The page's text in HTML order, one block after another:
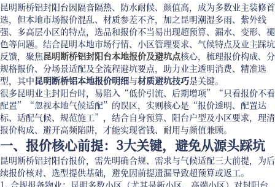
昆明断桥铝封阳台因隔音隔热、防水耐候、颜值高，成为多数业主装修首
选，但本地市场报价混乱、材质参差不齐，加之昆明潮湿多雨、紫外线
强、多高层小区的特点，选品和报价不当易出现超预算、漏水、变形、褪
色等问题。结合昆明本地市场行情、小区管理要求、气候特点及业主踩坑
反馈，聚焦昆明断桥铝封阳台本地报价及避坑点核心，梳理报价构成、分
规格报价、分场景适配及全流程避坑要点，助力业主透明消费、精准选
型，其中昆明断桥铝本地报价明细与材质避坑技巧是关键。
很多昆明业主封阳台时，易陷入“低价引流、后期增项”“只看报价不看
配置”“忽视本地气候适配”的误区，实则核心是“报价透明、配置达
标、适配气候、规范施工”，结合自身预算、阳台户型及小区要求，理清
报价构成、避开高频陷阱，才能实现省钱、耐用与颜值兼顾。
一、报价核心前提：3大关键，避免从源头踩坑
昆明断桥铝封阳台报价，需先明确合规、需求与气候适配三大前提，为后
续报价核对、选型提供基础，避免因前提遗漏导致超预算或返工。
1. 合规报备物业：昆明多数小区（尤其是新小区、高端小区）对封阳台